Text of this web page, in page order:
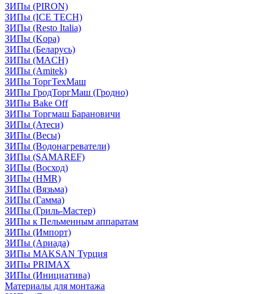
ЗИПы (PIRON)
ЗИПы (ICE TECH)
ЗИПы (Resto Italia)
ЗИПы (Kopa)
ЗИПы (Беларусь)
ЗИПы (MACH)
ЗИПы (Amitek)
ЗИПы ТоргТехМаш
ЗИПы ГродТоргМаш (Гродно)
ЗИПы Bake Off
ЗИПы Торгмаш Барановичи
ЗИПы (Атеси)
ЗИПы (Весы)
ЗИПы (Водонагреватели)
ЗИПы (SAMAREF)
ЗИПы (Восход)
ЗИПы (HMR)
ЗИПы (Вязьма)
ЗИПы (Гамма)
ЗИПы (Гриль-Мастер)
ЗИПы к Пельменным аппаратам
ЗИПы (Импорт)
ЗИПы (Ариада)
ЗИПы MAKSAN Турция
ЗИПы PRIMAX
ЗИПы (Инициатива)
Материалы для монтажа